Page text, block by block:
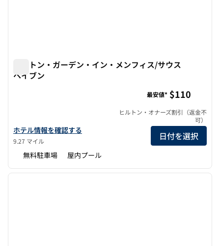
ヒルトン・ガーデン・イン・メンフィス/サウス
ヘイブン
ヒルトン・ガーデン・イン・メンフィス/サウスヘイブンの詳細を
ホテル情報を確認する
9.27 マイル
最安値* $110
ヒルトン・オナーズ割引（返金不
可）
日付を選択
無料駐車場 屋内プール
1/12
1/12
次の